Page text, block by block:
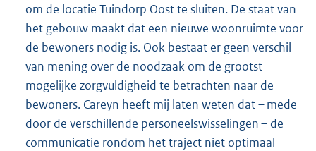
om de locatie Tuindorp Oost te sluiten. De staat van
het gebouw maakt dat een nieuwe woonruimte voor
de bewoners nodig is. Ook bestaat er geen verschil
van mening over de noodzaak om de grootst
mogelijke zorgvuldigheid te betrachten naar de
bewoners. Careyn heeft mij laten weten dat – mede
door de verschillende personeelswisselingen – de
communicatie rondom het traject niet optimaal